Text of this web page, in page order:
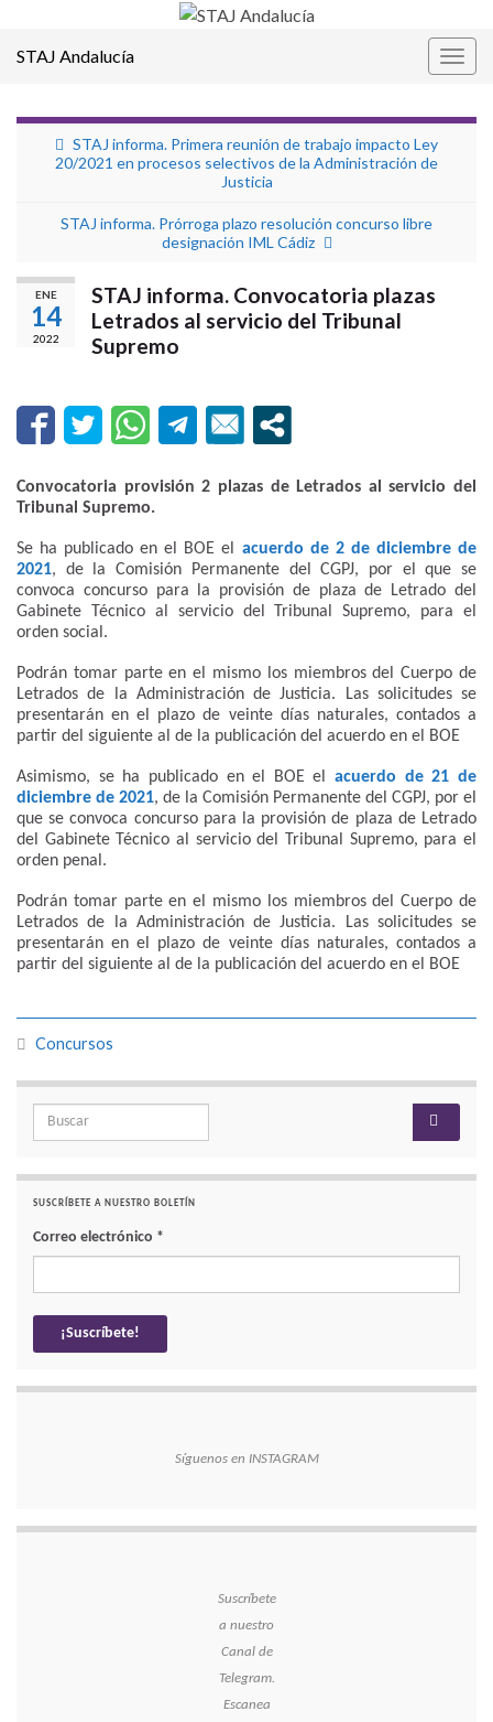
STAJ Andalucía
STAJ informa. Primera reunión de trabajo impacto Ley
20/2021 en procesos selectivos de la Administración de
Justicia
STAJ informa. Prórroga plazo resolución concurso libre
designación IML Cádiz
ENE
14
2022
STAJ informa. Convocatoria plazas
Letrados al servicio del Tribunal
Supremo
Convocatoria provisión 2 plazas de Letrados al servicio del
Tribunal Supremo.
Se ha publicado en el BOE el acuerdo de 2 de diciembre de
2021, de la Comisión Permanente del CGPJ, por el que se
convoca concurso para la provisión de plaza de Letrado del
Gabinete Técnico al servicio del Tribunal Supremo, para el
orden social.
Podrán tomar parte en el mismo los miembros del Cuerpo de
Letrados de la Administración de Justicia. Las solicitudes se
presentarán en el plazo de veinte días naturales, contados a
partir del siguiente al de la publicación del acuerdo en el BOE
Asimismo, se ha publicado en el BOE elacuerdo de 21 de
diciembre de 2021, de la Comisión Permanente del CGPJ, por el
que se convoca concurso para la provisión de plaza de Letrado
del Gabinete Técnico al servicio del Tribunal Supremo, para el
orden penal.
Podrán tomar parte en el mismo los miembros del Cuerpo de
Letrados de la Administración de Justicia. Las solicitudes se
presentarán en el plazo de veinte días naturales, contados a
partir del siguiente al de la publicación del acuerdo en el BOE
Concursos
Search for:
SUSCRÍBETE A NUESTRO BOLETÍN
Correo electrónico *
Síguenos en INSTAGRAM
Suscríbete
a nuestro
Canal de
Telegram.
Escanea